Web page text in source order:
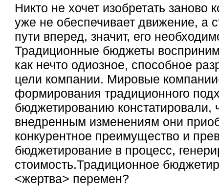
Никто не хочет изобретать заново
уже не обеспечивает движение, а
пути вперед, значит, его
Традиционные бюджеты
как нечто одиозное, способное
цели компании. Мировые
формирования традиционного
бюджетированию констатировали,
внедренным изменениям они
конкурентное преимущество и
бюджетирование в процесс,
стоимость.Традиционное
<жертва> перемен?